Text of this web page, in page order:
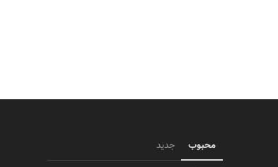
محبوب جدید